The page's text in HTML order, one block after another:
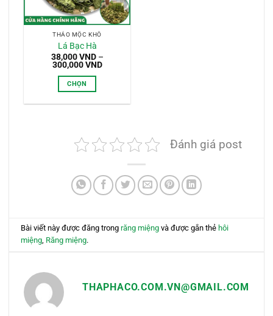
THẢO MỘC KHÔ
Lá Bạc Hà
38,000VND –
300,000VNDKhoảng
300,000 VND
CHỌN
có
nhiều
thể.
Các
có
thể
trang
Đánh giá post
Bài viết này được đăng trongrăng miệng và được gắn thẻ hôi
miệng, Răng miệng.
THAPHACO.COM.VN@GMAIL.COM